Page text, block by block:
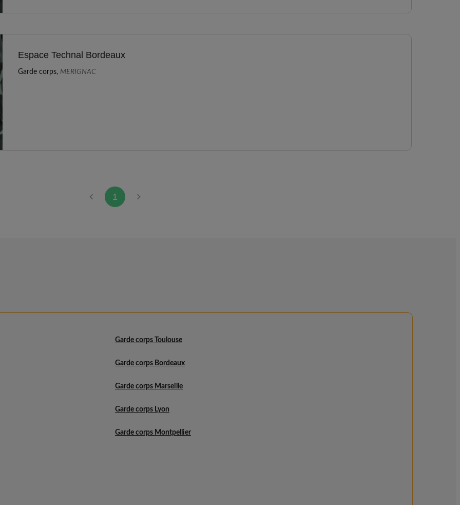
Espace Technal Bordeaux
Garde corps, MERIGNAC
1
Garde corps Toulouse
Garde corps Bordeaux
Garde corps Marseille
Garde corps Lyon
Garde corps Montpellier